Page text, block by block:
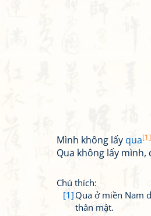
Mình không lấy qua[1]
Qua không lấy mình,
Chú thích:
[1] Qua ở miền Nam
thân mật.